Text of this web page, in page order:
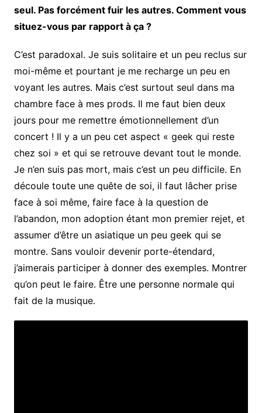
seul. Pas forcément fuir les autres. Comment vous
situez-vous par rapport à ça ?
C’est paradoxal. Je suis solitaire et un peu reclus sur
moi-même et pourtant je me recharge un peu en
voyant les autres. Mais c’est surtout seul dans ma
chambre face à mes prods. Il me faut bien deux
jours pour me remettre émotionnellement d’un
concert ! Il y a un peu cet aspect « geek qui reste
chez soi » et qui se retrouve devant tout le monde.
Je n’en suis pas mort, mais c’est un peu difficile. En
découle toute une quête de soi, il faut lâcher prise
face à soi même, faire face à la question de
l’abandon, mon adoption étant mon premier rejet, et
assumer d’être un asiatique un peu geek qui se
montre. Sans vouloir devenir porte-étendard,
j’aimerais participer à donner des exemples. Montrer
qu’on peut le faire. Être une personne normale qui
fait de la musique.